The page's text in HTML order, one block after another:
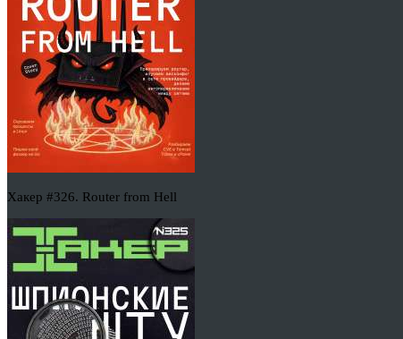
Хакер #326. Router from Hell